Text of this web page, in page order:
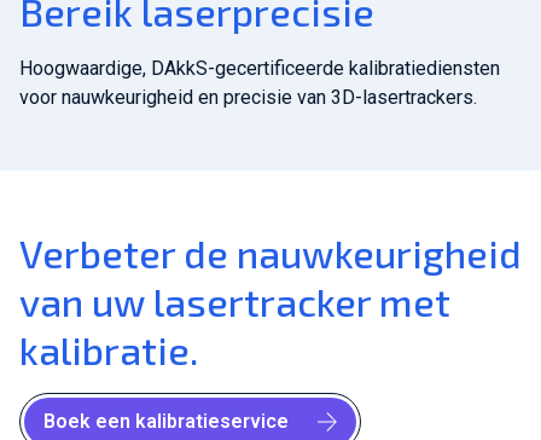
Bereik laserprecisie
Hoogwaardige, DAkkS-gecertificeerde kalibratiediensten
voor nauwkeurigheid en precisie van 3D-lasertrackers.
Verbeter de nauwkeurigheid
van uw lasertracker met
kalibratie.
Boek een kalibratieservice